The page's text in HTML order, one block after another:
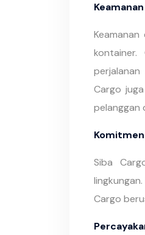
Cargo
pelanggan
Siba
Cargo